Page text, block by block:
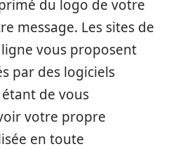
du logo de votre
message. Les sites de
vous proposent
par des logiciels
de vous
votre propre
en toute